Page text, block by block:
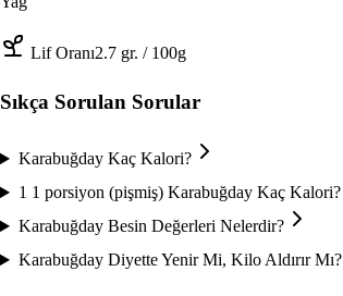
Lif Oranı2.7 gr. / 100g
Sıkça Sorulan Sorular
Karabuğday Kaç Kalori?
1 1 porsiyon (pişmiş) Karabuğday Kaç Kalori?
Karabuğday Besin Değerleri Nelerdir?
Karabuğday Diyette Yenir Mi, Kilo Aldırır Mı?